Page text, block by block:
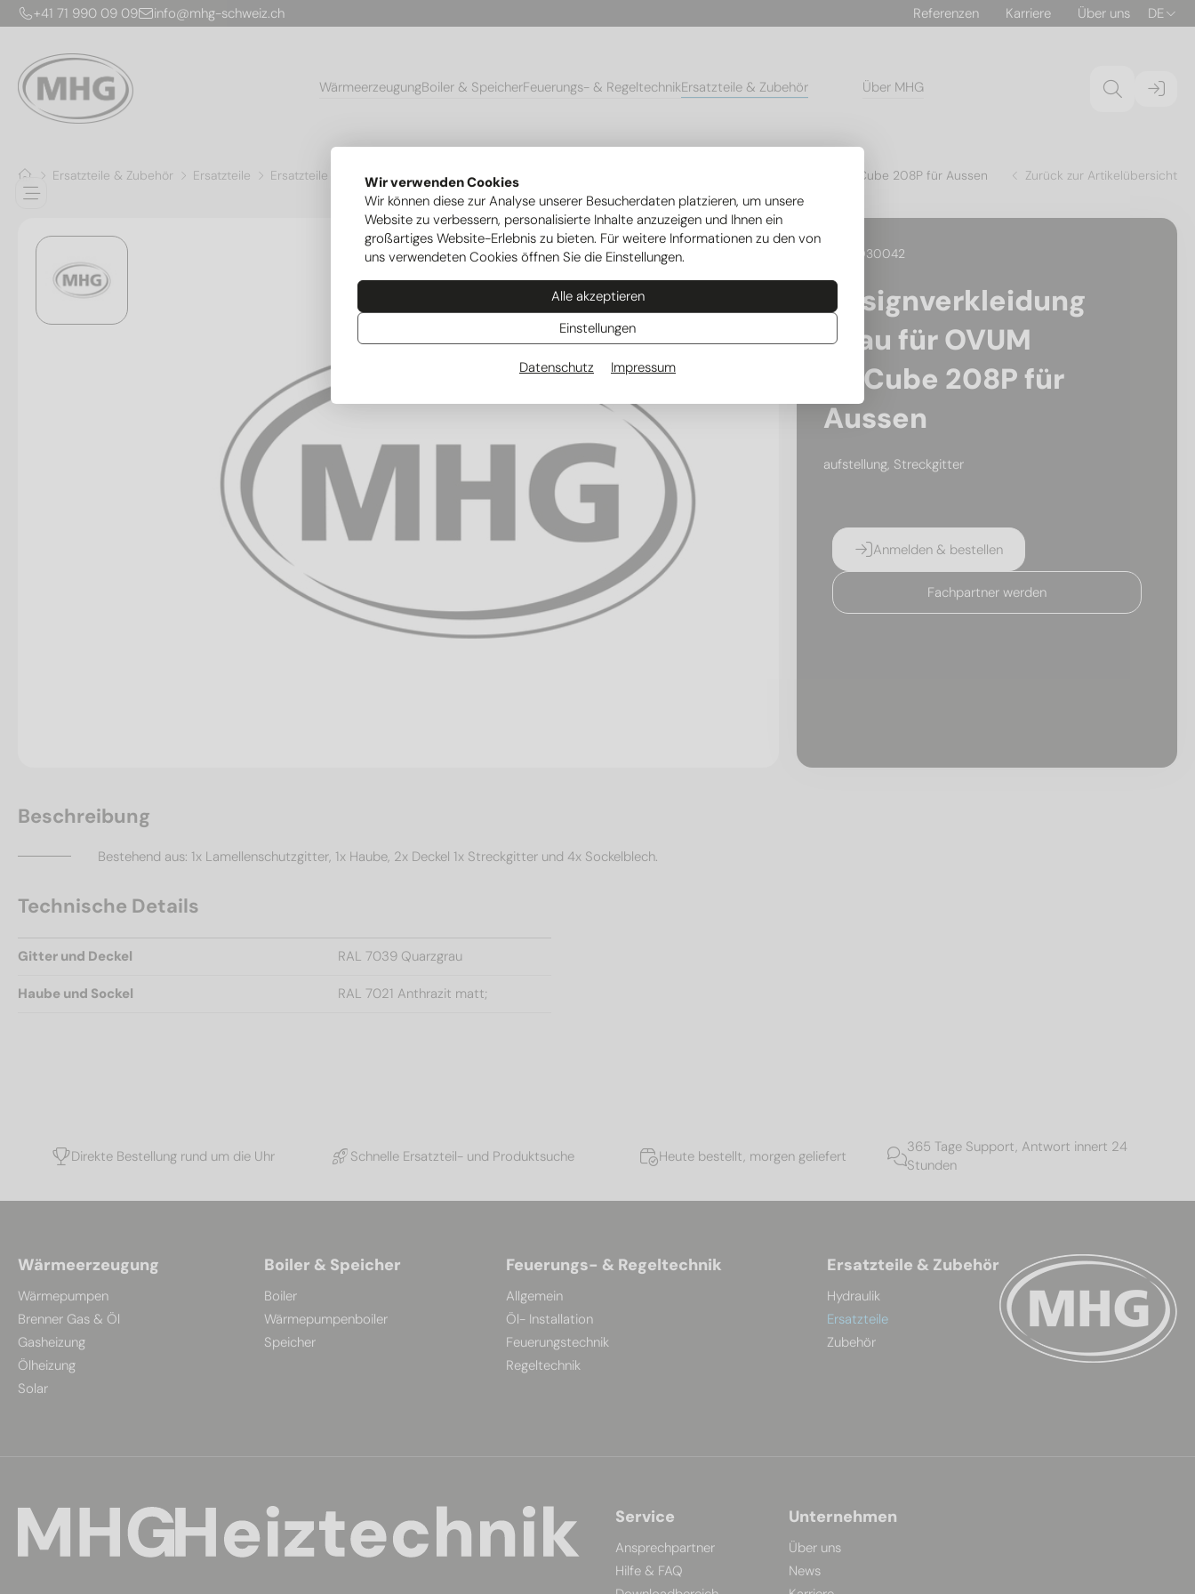
Wir verwenden Cookies
Wir können diese zur Analyse unserer Besucherdaten platzieren, um unsere
Website zu verbessern, personalisierte Inhalte anzuzeigen und Ihnen ein
großartiges Website-Erlebnis zu bieten. Für weitere Informationen zu den von
uns verwendeten Cookies öffnen Sie die Einstellungen.
Alle akzeptieren
Einstellungen
Datenschutz Impressum
+41 71 990 09 09 info@mhg-schweiz.ch Referenzen Karriere Über uns DE
WärmeerzeugungBoiler & SpeicherFeuerungs- & RegeltechnikErsatzteile & Zubehör Über MHG
Ersatzteile & Zubehör Ersatzteile Ersatzteile Wärmepumpen Ersatzteile Ovum Wärmepumpen Designverkleidung Grau für OVUM AirCube 208P für Aussen Zurück zur Artikelübersicht
29.06030042
Designverkleidung
Grau für OVUM
AirCube 208P für
Aussen
aufstellung, Streckgitter
Anmelden & bestellen
Fachpartner werden
Beschreibung
Bestehend aus: 1x Lamellenschutzgitter, 1x Haube, 2x Deckel 1x Streckgitter und 4x Sockelblech.
Technische Details
Gitter und Deckel RAL 7039 Quarzgrau
Haube und Sockel RAL 7021 Anthrazit matt;
Direkte Bestellung rund um die Uhr Schnelle Ersatzteil- und Produktsuche Heute bestellt, morgen geliefert
365 Tage Support, Antwort innert 24
Stunden
Wärmeerzeugung
Wärmepumpen
Brenner Gas & Öl
Gasheizung
Ölheizung
Solar
Boiler & Speicher
Boiler
Wärmepumpenboiler
Speicher
Feuerungs- & Regeltechnik
Allgemein
Öl- Installation
Feuerungstechnik
Regeltechnik
Ersatzteile & Zubehör
Hydraulik
Ersatzteile
Zubehör
Service
Ansprechpartner
Hilfe & FAQ
Unternehmen
Über uns
News